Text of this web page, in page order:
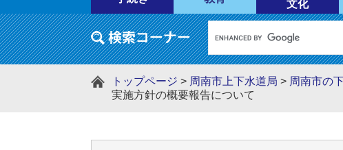
文化
トップページ > 周南市上下水道局 > 周南市の
実施方針の概要報告について